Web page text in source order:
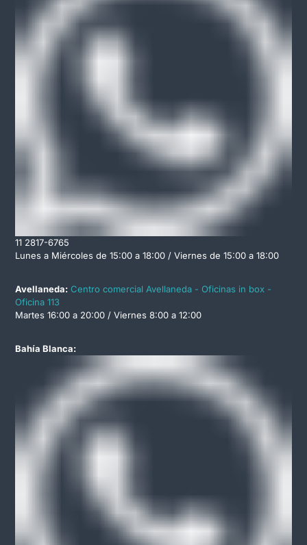
11 2817-6765
Lunes a Miércoles de 15:00 a 18:00 / Viernes de 15:00 a 18:00
Avellaneda: Centro comercial Avellaneda - Oficinas in box -
Oficina 113
Martes 16:00 a 20:00 / Viernes 8:00 a 12:00
Bahía Blanca: